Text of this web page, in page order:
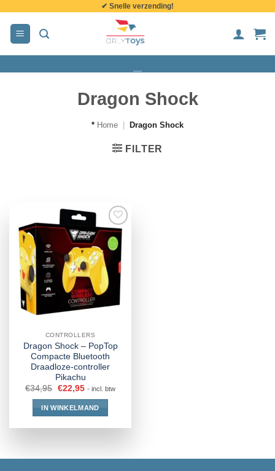
inhoud
✔ Snelle verzending!
Dragon Shock
* Home Dragon Shock
FILTER
CONTROLLERS
Dragon Shock – PopTop
Compacte Bluetooth
Draadloze-controller
Pikachu
€34,95 €22,95 - incl. btw
IN WINKELMAND